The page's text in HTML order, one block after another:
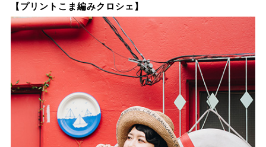
【プリントこま編みクロシェ】